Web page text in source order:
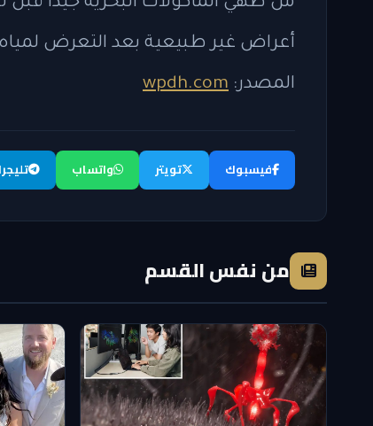
أعراض غير طبيعية بعد التعرض
المصدر: wpdh.com
فيسبوك تويتر واتساب
من نفس القسم